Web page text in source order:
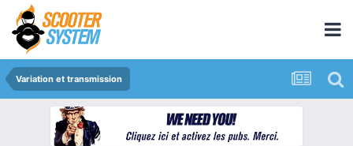
Variation et transmission